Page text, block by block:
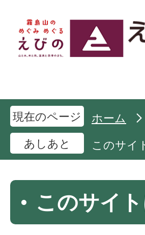
現在のページ ホーム
あしあと
このサイ
このサイ